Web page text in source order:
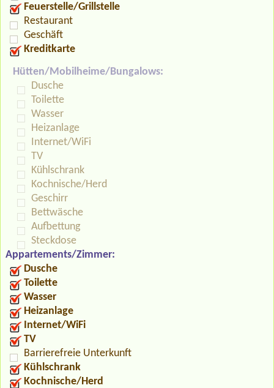
Feuerstelle/Grillstelle
Restaurant
Geschäft
Kreditkarte
Hütten/Mobilheime/Bungalows:
Dusche
Toilette
Wasser
Heizanlage
Internet/WiFi
TV
Kühlschrank
Kochnische/Herd
Geschirr
Bettwäsche
Aufbettung
Steckdose
Appartements/Zimmer:
Dusche
Toilette
Wasser
Heizanlage
Internet/WiFi
TV
Barrierefreie Unterkunft
Kühlschrank
Kochnische/Herd